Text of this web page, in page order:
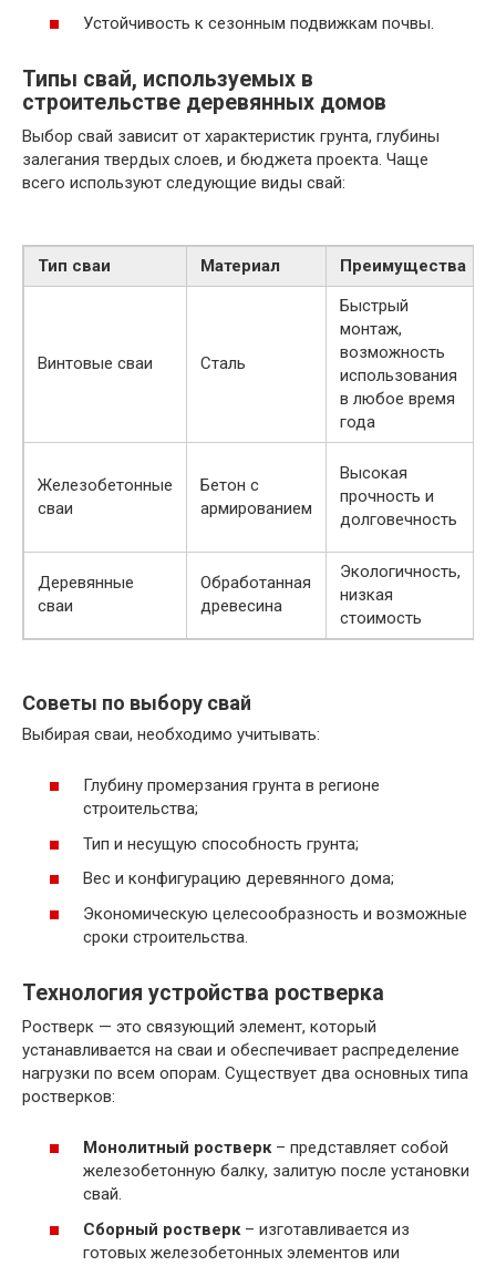
Устойчивость к сезонным подвижкам почвы.
Типы свай, используемых в
строительстве деревянных домов
Выбор свай зависит от характеристик грунта, глубины
залегания твердых слоев, и бюджета проекта. Чаще
всего используют следующие виды свай:
Тип сваи Материал Преимущества
Винтовые сваи Сталь
Быстрый
монтаж,
возможность
использования
в любое время
года
Железобетонные
сваи
Бетон с
армированием
Высокая
прочность и
долговечность
Деревянные
сваи
Обработанная
древесина
Экологичность,
низкая
стоимость
Советы по выбору свай
Выбирая сваи, необходимо учитывать:
Глубину промерзания грунта в регионе
строительства;
Тип и несущую способность грунта;
Вес и конфигурацию деревянного дома;
Экономическую целесообразность и возможные
сроки строительства.
Технология устройства ростверка
Ростверк — это связующий элемент, который
устанавливается на сваи и обеспечивает распределение
нагрузки по всем опорам. Существует два основных типа
ростверков:
Монолитный ростверк– представляет собой
железобетонную балку, залитую после установки
свай.
Сборный ростверк– изготавливается из
готовых железобетонных элементов или